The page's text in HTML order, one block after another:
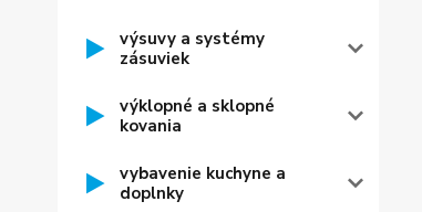
výsuvy a systémy
zásuviek
výklopné a sklopné
kovania
vybavenie kuchyne a
doplnky